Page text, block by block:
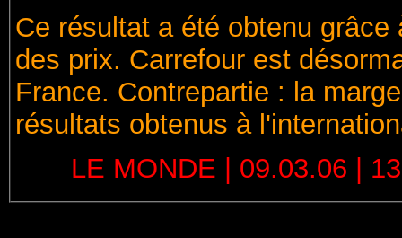
Ce résultat a été obtenu
des prix. Carrefour est
France. Contrepartie : la
résultats obtenus à
LE MONDE | 09.03.06 |